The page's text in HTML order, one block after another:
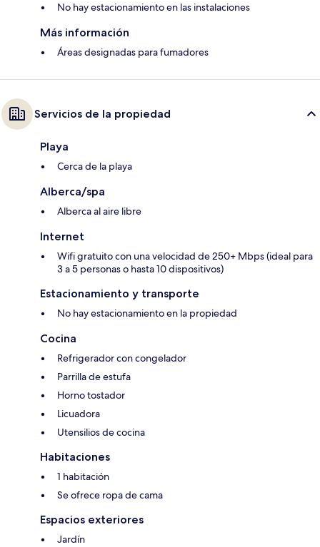
No hay estacionamiento en las instalaciones
Más información
Áreas designadas para fumadores
Servicios de la propiedad
Playa
Cerca de la playa
Alberca/spa
Alberca al aire libre
Internet
Wifi gratuito con una velocidad de 250+ Mbps (ideal para
3 a 5 personas o hasta 10 dispositivos)
Estacionamiento y transporte
No hay estacionamiento en la propiedad
Cocina
Refrigerador con congelador
Parrilla de estufa
Horno tostador
Licuadora
Utensilios de cocina
Habitaciones
1 habitación
Se ofrece ropa de cama
Espacios exteriores
Jardín